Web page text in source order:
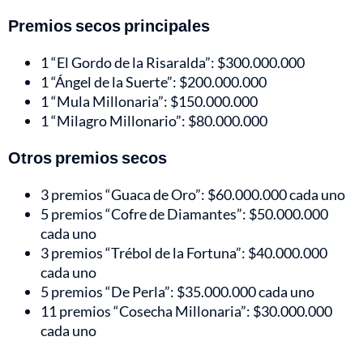
Premios secos principales
1 “El Gordo de la Risaralda”: $300.000.000
1 “Ángel de la Suerte”: $200.000.000
1 “Mula Millonaria”: $150.000.000
1 “Milagro Millonario”: $80.000.000
Otros premios secos
3 premios “Guaca de Oro”: $60.000.000 cada uno
5 premios “Cofre de Diamantes”: $50.000.000
cada uno
3 premios “Trébol de la Fortuna”: $40.000.000
cada uno
5 premios “De Perla”: $35.000.000 cada uno
11 premios “Cosecha Millonaria”: $30.000.000
cada uno